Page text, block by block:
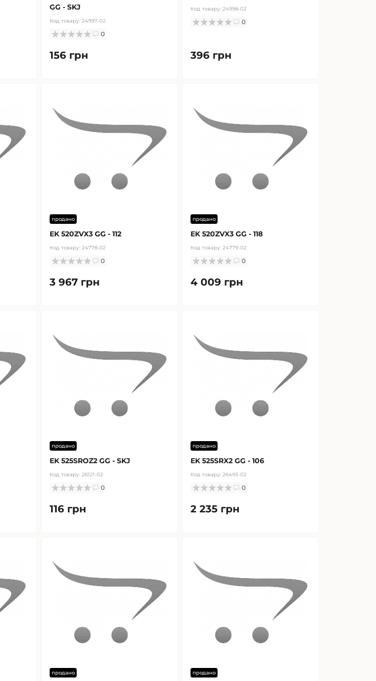
GG - SKJ
Код товару: 24997-02
0
156 грн
Код товару: 24998-02
0
396 грн
продано
EK 520ZVX3 GG - 112
Код товару: 24778-02
0
3 967 грн
продано
EK 520ZVX3 GG - 118
Код товару: 24779-02
0
4 009 грн
продано
EK 525SROZ2 GG - SKJ
Код товару: 26121-02
0
116 грн
продано
EK 525SRX2 GG - 106
Код товару: 26493-02
0
2 235 грн
продано продано